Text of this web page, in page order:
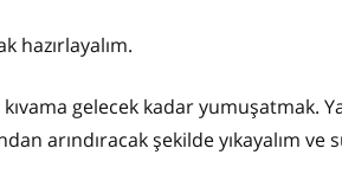
hazırlayalım.
gelecek kadar yumuşatmak.
arındıracak şekilde yıkayalım